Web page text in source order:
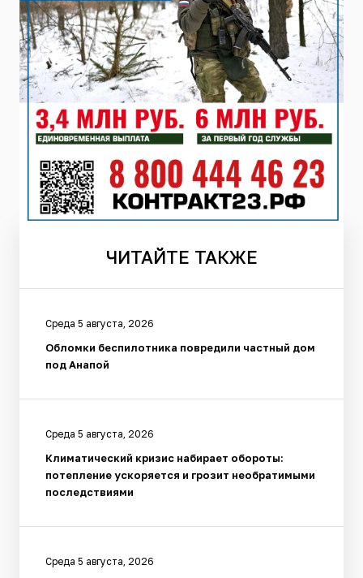
ЧИТАЙТЕ ТАКЖЕ
Среда 5 августа, 2026
Обломки беспилотника повредили частный дом
под Анапой
Среда 5 августа, 2026
Климатический кризис набирает обороты:
потепление ускоряется и грозит необратимыми
последствиями
Среда 5 августа, 2026